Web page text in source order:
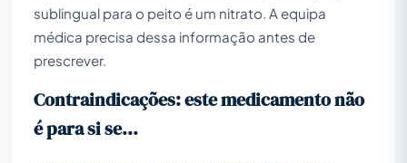
sublingual para o peito é um nitrato. A equipa
médica precisa dessa informação antes de
prescrever.
Contraindicações: este medicamento não
é para si se...